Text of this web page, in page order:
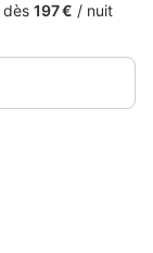
Ferret Mimbeau is
House and 7 km of
dès 197 € / nuit